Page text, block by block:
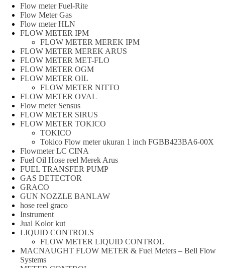
Flow meter Fuel-Rite
Flow Meter Gas
Flow meter HLN
FLOW METER IPM
FLOW METER MEREK IPM
FLOW METER MEREK ARUS
FLOW METER MET-FLO
FLOW METER OGM
FLOW METER OIL
FLOW METER NITTO
FLOW METER OVAL
Flow meter Sensus
FLOW METER SIRUS
FLOW METER TOKICO
TOKICO
Tokico Flow meter ukuran 1 inch FGBB423BA6-00X
Flowmeter LC CINA
Fuel Oil Hose reel Merek Arus
FUEL TRANSFER PUMP
GAS DETECTOR
GRACO
GUN NOZZLE BANLAW
hose reel graco
Instrument
Jual Kolor kut
LIQUID CONTROLS
FLOW METER LIQUID CONTROL
MACNAUGHT FLOW METER & Fuel Meters – Bell Flow
Systems